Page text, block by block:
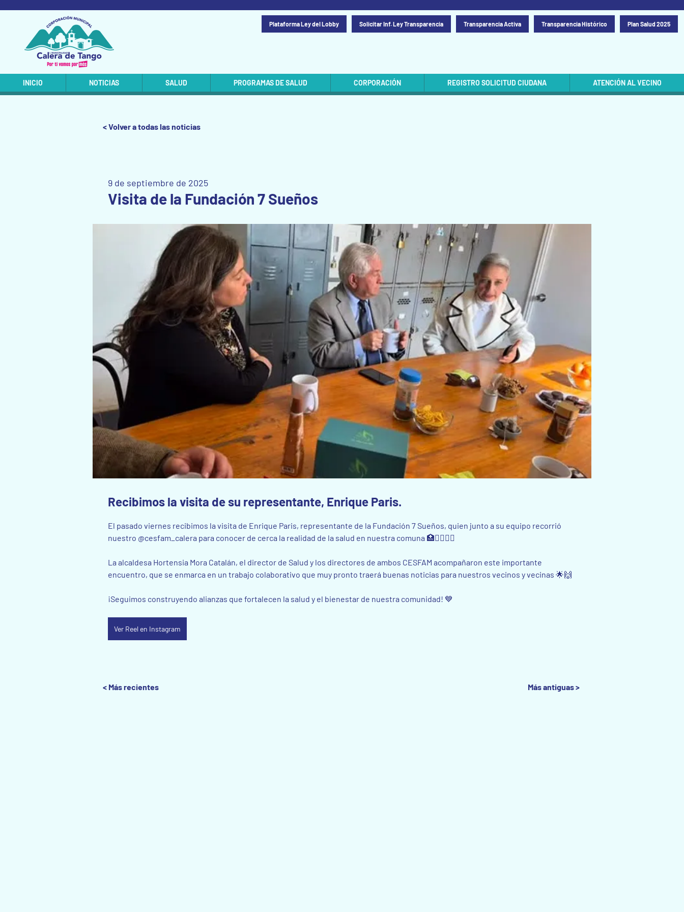
Plataforma Ley del Lobby Solicitar Inf. Ley Transparencia Transparencia Activa Transparencia Histórico Plan Salud 2025
INICIO NOTICIAS SALUD PROGRAMAS DE SALUD CORPORACIÓN REGISTRO SOLICITUD CIUDANA ATENCIÓN AL VECINO
< Volver a todas las noticias
9 de septiembre de 2025
Visita de la Fundación 7 Sueños
Recibimos la visita de su representante, Enrique Paris.
El pasado viernes recibimos la visita de Enrique Paris, representante de la Fundación 7 Sueños, quien junto a su equipo recorrió
nuestro @cesfam_calera para conocer de cerca la realidad de la salud en nuestra comuna 🏥👩‍⚕️👨‍⚕️
La alcaldesa Hortensia Mora Catalán, el director de Salud y los directores de ambos CESFAM acompañaron este importante
encuentro, que se enmarca en un trabajo colaborativo que muy pronto traerá buenas noticias para nuestros vecinos y vecinas 🌟🙌
¡Seguimos construyendo alianzas que fortalecen la salud y el bienestar de nuestra comunidad! 💙
Ver Reel en Instagram
< Más recientes Más antiguas >